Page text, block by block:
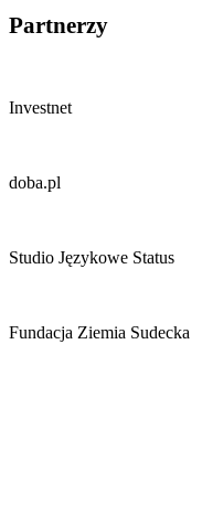
Partnerzy
Investnet
doba.pl
Studio Językowe Status
Fundacja Ziemia Sudecka